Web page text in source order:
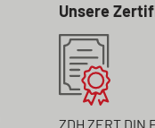
Unsere
ZDH ZERT DIN